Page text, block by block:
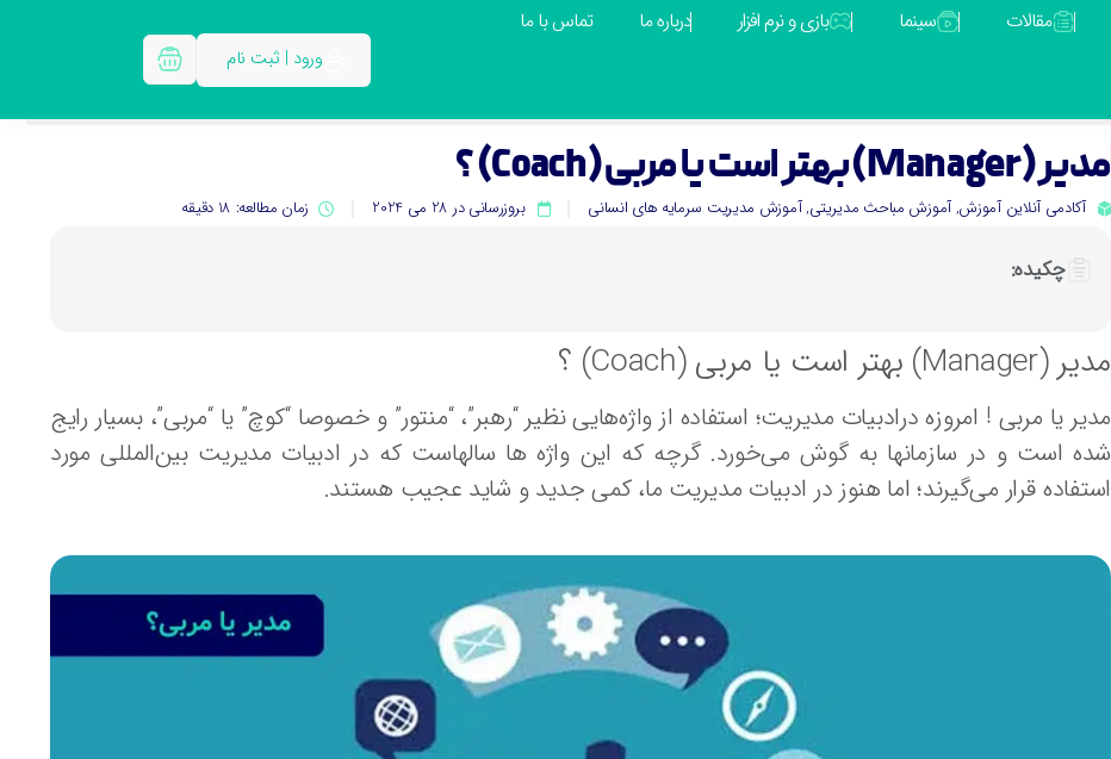
مقالات سینما بازی و نرم افزار درباره ما تماس با ما
ورود | ثبت نام
مدیر (Manager) بهتر است یا مربی (Coach) ؟
آکادمی آنلاین آموزش,آموزش مباحث مدیریتی,آموزش مدیریت سرمایه های انسانی بروزرسانی در 28 می 2024 زمان مطالعه: 18 دقیقه
چکیده:
مدیر (Manager) بهتر است یا مربی (Coach) ؟
مدیر یا مربی ! امروزه درادبیات مدیریت؛ استفاده از واژه‌هایی نظیر “رهبر”، “منتور” و خصوصا “کوچ” یا “مربی”، بسیار رایج
شده است و در سازمانها به گوش می‌خورد. گرچه که این واژه ها سالهاست که در ادبیات مدیریت بین‌المللی مورد
استفاده قرار می‌گیرند؛ اما هنوز در ادبیات مدیریت ما، کمی جدید و شاید عجیب هستند.